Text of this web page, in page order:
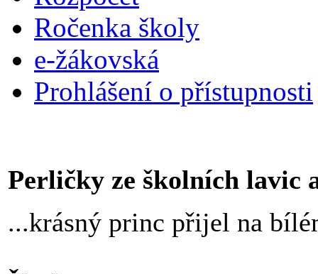
Ročenka školy
e-žákovská
Prohlášení o přístupnosti
Perličky ze školních lavic
...krásný princ přijel na